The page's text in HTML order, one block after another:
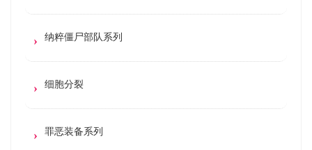
纳粹僵尸部队系列
细胞分裂
罪恶装备系列